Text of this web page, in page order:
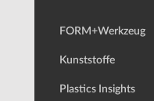
FORM+Werkzeug
Kunststoffe
Plastics Insights